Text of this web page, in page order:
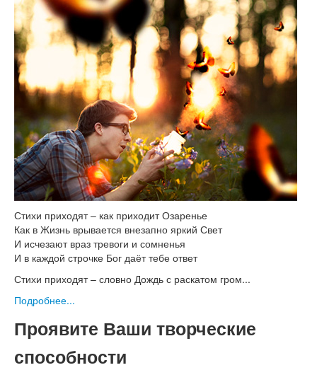
Стихи приходят – как приходит Озаренье
Как в Жизнь врывается внезапно яркий Свет
И исчезают враз тревоги и сомненья
И в каждой строчке Бог даёт тебе ответ
Стихи приходят – словно Дождь с раскатом гром...
Подробнее...
Проявите Ваши творческие
способности